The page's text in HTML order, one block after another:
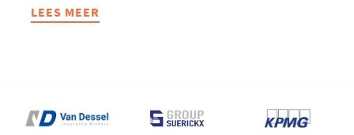
LEES MEER
ABOUT
VIER
INZICHTEN